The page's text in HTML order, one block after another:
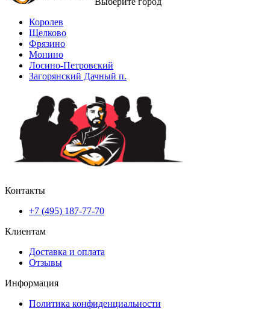
Королев
Щелково
Фрязино
Монино
Лосино-Петровский
Загорянский Дачный п.
Контакты
+7 (495) 187-77-70
Клиентам
Доставка и оплата
Отзывы
Информация
Политика конфиденциальности